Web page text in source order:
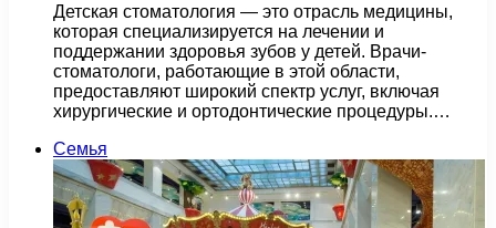
Детская стоматология — это отрасль медицины,
которая специализируется на лечении и
поддержании здоровья зубов у детей. Врачи-
стоматологи, работающие в этой области,
предоставляют широкий спектр услуг, включая
хирургические и ортодонтические процедуры.…
Семья